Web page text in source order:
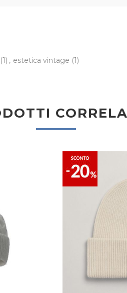
(1) , estetica vintage (1)